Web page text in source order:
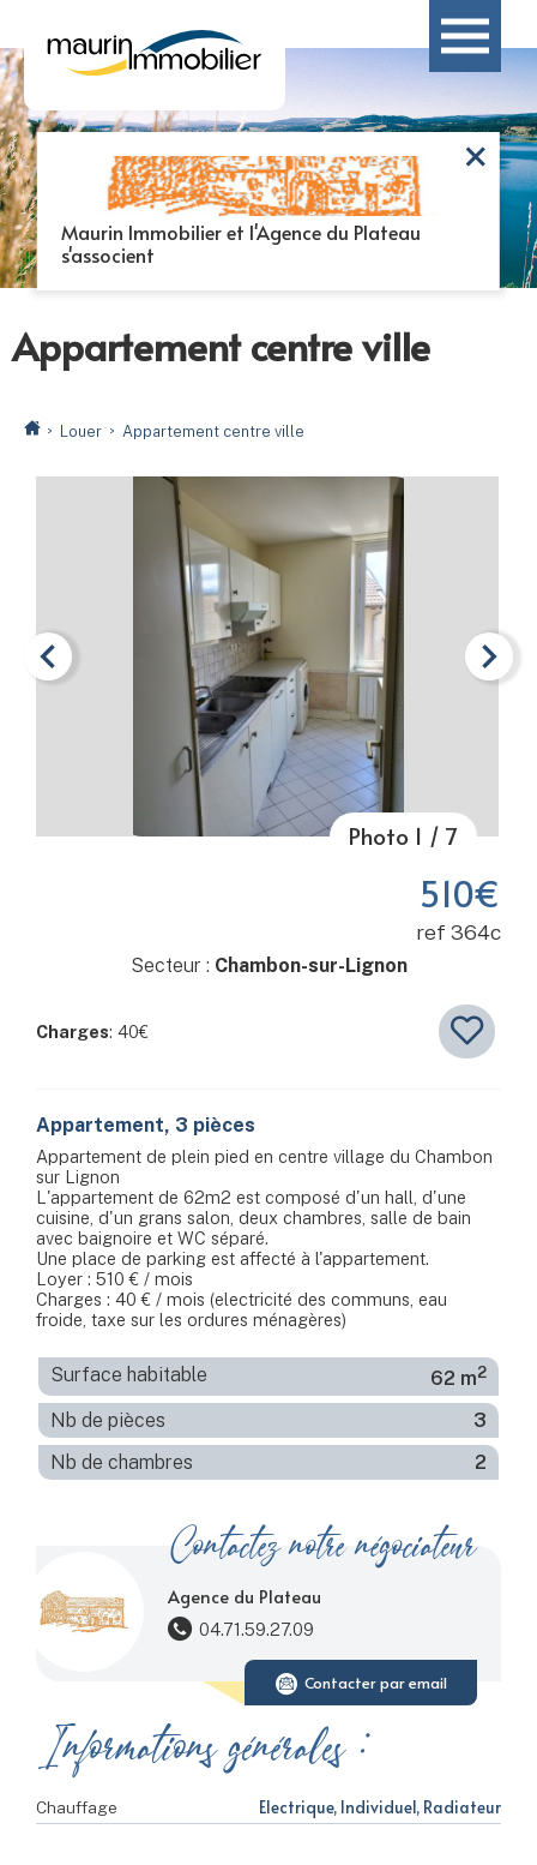
Appartement centre ville
Louer Appartement centre ville
Maurin Immobilier et l'Agence du Plateau
s'associent
Photo 1 / 7
510€
ref 364c
Secteur : Chambon-sur-Lignon
Charges: 40€
Appartement, 3 pièces
Appartement de plein pied en centre village du Chambon
sur Lignon
L'appartement de 62m2 est composé d'un hall, d'une
cuisine, d'un grans salon, deux chambres, salle de bain
avec baignoire et WC séparé.
Une place de parking est affecté à l'appartement.
Loyer : 510 € / mois
Charges : 40 € / mois (electricité des communs, eau
froide, taxe sur les ordures ménagères)
Surface habitable 62 m2
Nb de pièces
3
Nb de chambres
2
Contactez notre négociateur
Agence du Plateau
04.71.59.27.09
Contacter par email
Informations générales :
Chauffage Electrique, Individuel, Radiateur